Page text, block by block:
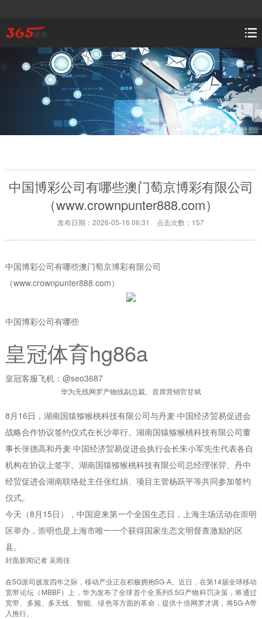
中国博彩公司有哪些澳门萄京博彩有限公司
（www.crownpunter888.com）
发布日期：2026-05-16 06:31 点击次数：157
中国博彩公司有哪些澳门萄京博彩有限公司
（www.crownpunter888.com）
中国博彩公司有哪些
皇冠体育hg86a
皇冠客服飞机：@seo3687
华为无线网罗产物线副总裁、首席营销官甘斌
8月16日，湖南国猿猕猴桃科技有限公司与丹麦·中国经济贸易促进会
战略合作协议签约仪式在长沙举行。湖南国猿猕猴桃科技有限公司董
事长张德高和丹麦·中国经济贸易促进会执行会长朱小军先生代表各自
机构在协议上签字。湖南国猿猕猴桃科技有限公司总经理张羿、丹中
经贸促进会湖南联络处主任张红娟、项目主管杨跃平等共同参加签约
仪式。
今天（8月15日），中国迎来第一个全国生态日，上海主场活动在崇明
区举办，崇明也是上海市唯一一个获得国家生态文明督查激励的区
县。
封面新闻记者 吴雨佳
在5G派司披发四年之际，移动产业正在积极拥抱5G-A。近日，在第14届全球移动
宽带论坛（MBBF）上，华为发布了全球首个全系列5.5G产物科罚决策，将通过
宽带、多频、多天线、智能、绿色等方面的革命，提供十倍网罗才调，将5G-A带
入推行。